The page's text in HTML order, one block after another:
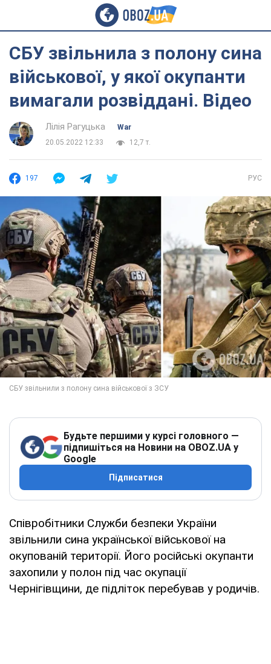
СБУ звільнила з полону сина
військової, у якої окупанти
вимагали розвіддані. Відео
Лілія Рагуцька
War
20.05.2022 12:33
12,7 т.
197 РУС
Будьте першими у курсі головного —
підпишіться на Новини на OBOZ.UA у
Google
Підписатися
Співробітники Служби безпеки України
звільнили сина української військової на
окупованій території. Його російські окупанти
захопили у полон під час окупації
Чернігівщини, де підліток перебував у родичів.